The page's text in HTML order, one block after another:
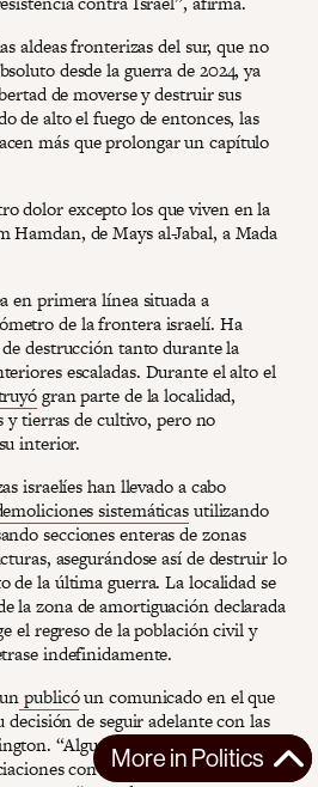
aldeas fronterizas del sur, que no
desde la guerra de 2024, ya
de moverse y destruir sus
de alto el fuego de entonces, las
más que prolongar un capítulo
dolor excepto los que viven en la
Hamdan, de Mays al-Jabal, a Mada
en primera línea situada a
de la frontera israelí. Ha
destrucción tanto durante la
escaladas. Durante el alto el
gran parte de la localidad,
y tierras de cultivo, pero no
interior.
israelíes han llevado a cabo
sistemáticasutilizando
secciones enteras de zonas
asegurándose así de destruir lo
de la última guerra. La localidad se
la zona de amortiguación declarada
el regreso de la población civil y
indefinidamente.
publicóun comunicado en el que
decisión de seguir adelante con las
“Algunos nos culpan por
con el pretexto de la falta de
More in Politics